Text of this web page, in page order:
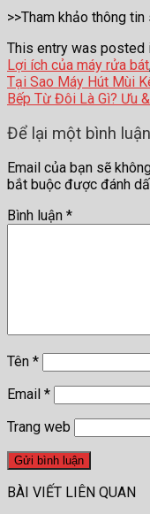
>>Tham khảo thông
This entry was posted
Lợi ích của máy rửa bát
Tại Sao Máy Hút Mùi
Bếp Từ Đôi Là Gì? Ưu
Để lại một bình luận
Email của bạn sẽ
bắt buộc được đánh
Bình luận *
Tên *
Email *
Trang web
BÀI VIẾT LIÊN QUAN